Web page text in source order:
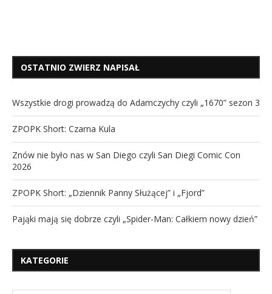
OSTATNIO ZWIERZ NAPISAŁ
Wszystkie drogi prowadzą do Adamczychy czyli „1670” sezon 3
ZPOPK Short: Czarna Kula
Znów nie było nas w San Diego czyli San Diegi Comic Con
2026
ZPOPK Short: „Dziennik Panny Służącej” i „Fjord”
Pająki mają się dobrze czyli „Spider-Man: Całkiem nowy dzień”
KATEGORIE